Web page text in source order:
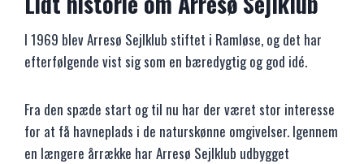
I 1969 blev Arresø Sejlklub stiftet i Ramløse, og det har
efterfølgende vist sig som en bæredygtig og god idé.
Fra den spæde start og til nu har der været stor interesse
for at få havneplads i de naturskønne omgivelser. Igennem
en længere årrække har Arresø Sejlklub udbygget